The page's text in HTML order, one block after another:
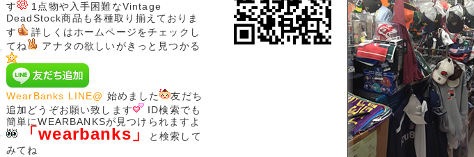
す
1点物や入手困難なVintage
DeadStock商品も各種取り揃えておりま
す
詳しくはホームページをチェックし
てね
アナタの欲しいがきっと見つかる
WearBanks LINE@ 始めました
友だち
追加どうぞお願い致します
ID検索でも
簡単にWEARBANKSが見つけられますよ
「wearbanks」
と検索して
みてね